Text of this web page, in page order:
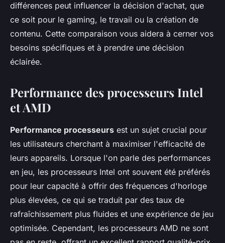
différences peut influencer la décision d'achat, que
ce soit pour le gaming, le travail ou la création de
contenu. Cette comparaison vous aidera à cerner vos
besoins spécifiques et à prendre une décision
éclairée.
Performance des processeurs Intel
et AMD
Performance processeurs est un sujet crucial pour
les utilisateurs cherchant à maximiser l'efficacité de
leurs appareils. Lorsque l'on parle des performances
en jeu, les processeurs Intel ont souvent été préférés
pour leur capacité à offrir des fréquences d'horloge
plus élevées, ce qui se traduit par des taux de
rafraîchissement plus fluides et une expérience de jeu
optimisée. Cependant, les processeurs AMD ne sont